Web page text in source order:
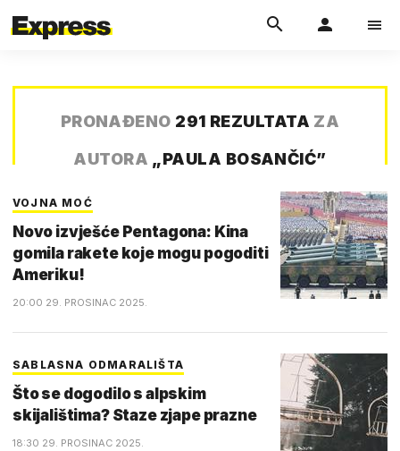
PRONAĐENO 291 REZULTATA ZA
AUTORA „PAULA BOSANČIĆ”
VOJNA MOĆ
Novo izvješće Pentagona: Kina
gomila rakete koje mogu pogoditi
Ameriku!
20:00 29. PROSINAC 2025.
SABLASNA ODMARALIŠTA
Što se dogodilo s alpskim
skijalištima? Staze zjape prazne
18:30 29. PROSINAC 2025.